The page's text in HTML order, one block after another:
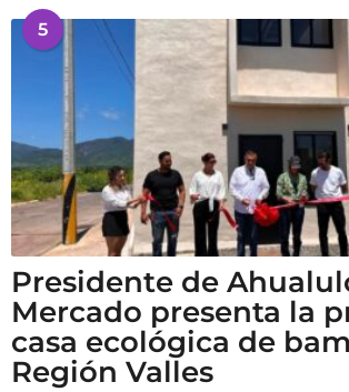
5
Presidente de
Mercado presenta la
casa ecológica de
Región Valles